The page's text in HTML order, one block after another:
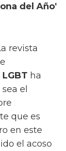
del Año'
revista
LGBT ha
el
que es
en este
el acoso